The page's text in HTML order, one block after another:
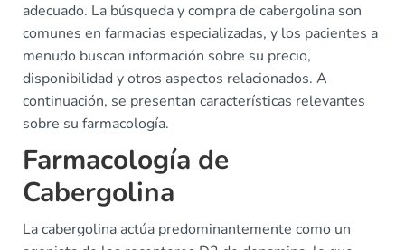
adecuado. La búsqueda y compra de cabergolina son
comunes en farmacias especializadas, y los pacientes a
menudo buscan información sobre su precio,
disponibilidad y otros aspectos relacionados. A
continuación, se presentan características relevantes
sobre su farmacología.
Farmacología de
Cabergolina
La cabergolina actúa predominantemente como un